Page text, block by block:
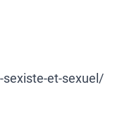
et-sexuel/